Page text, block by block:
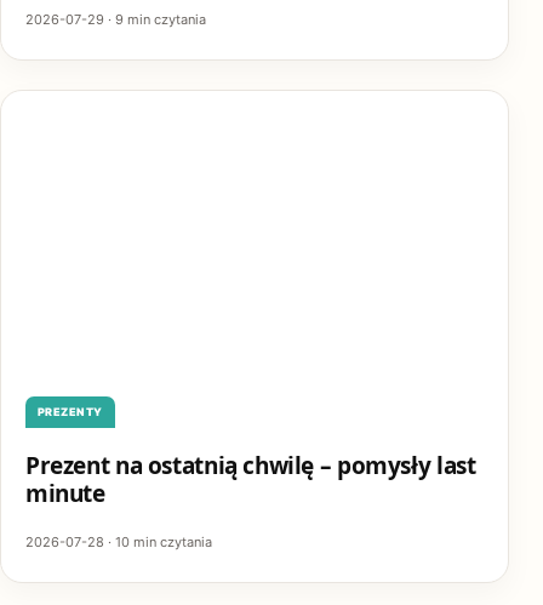
2026-07-29 · 9 min czytania
PREZENTY
Prezent na ostatnią chwilę – pomysły last
minute
2026-07-28 · 10 min czytania